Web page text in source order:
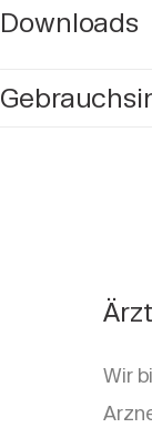
Downloads
Wir